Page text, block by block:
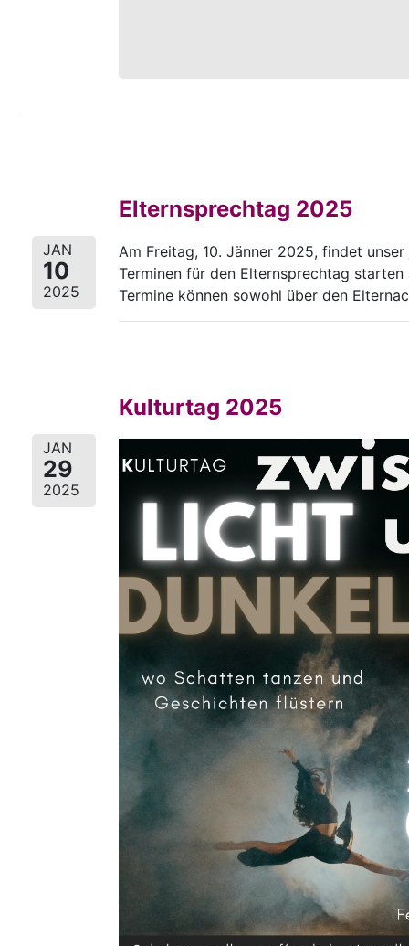
JAN
10
2025
Elternsprechtag 2025
Am Freitag, 10. Jänner 2025, findet
Terminen für den Elternsprechtag
Termine können sowohl über den
JAN
29
2025
Kulturtag 2025